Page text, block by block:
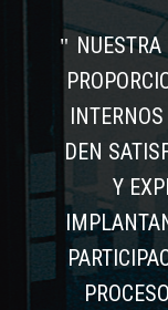
NUESTRA
DEN
Y